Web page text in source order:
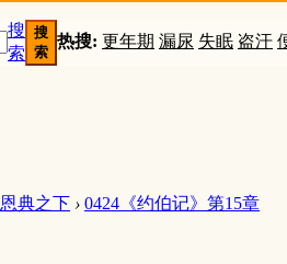
搜
索
搜
索
热搜: 更年期 漏尿 失眠 盗汗
恩典之下 › 0424《约伯记》第15章